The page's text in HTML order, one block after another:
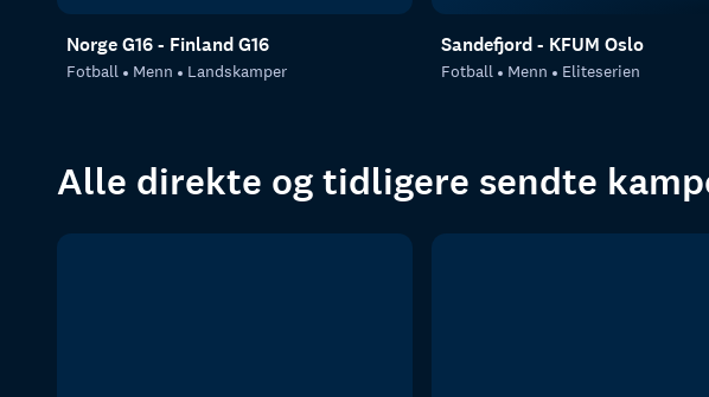
Norge G16 - Finland G16
Fotball Menn Landskamper
Sandefjord - KFUM Oslo
Fotball Menn Eliteserien
Alle direkte og tidligere sendte